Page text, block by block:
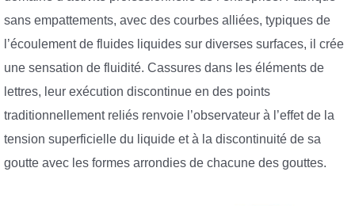
sans empattements, avec des courbes alliées, typiques de
l’écoulement de fluides liquides sur diverses surfaces, il crée
une sensation de fluidité. Cassures dans les éléments de
lettres, leur exécution discontinue en des points
traditionnellement reliés renvoie l’observateur à l’effet de la
tension superficielle du liquide et à la discontinuité de sa
goutte avec les formes arrondies de chacune des gouttes.